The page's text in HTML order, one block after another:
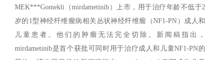
MEK***Gomekli（mirdametinib）上市，用于治疗年龄不低于2
岁的1型神经纤维瘤病相关丛状神经纤维瘤（NF1-PN）成人和
儿童患者。他们的肿瘤无法完全切除。新闻稿指出，
mirdametinib是首个获批可同时用于治疗成人和儿童NF1-PN的